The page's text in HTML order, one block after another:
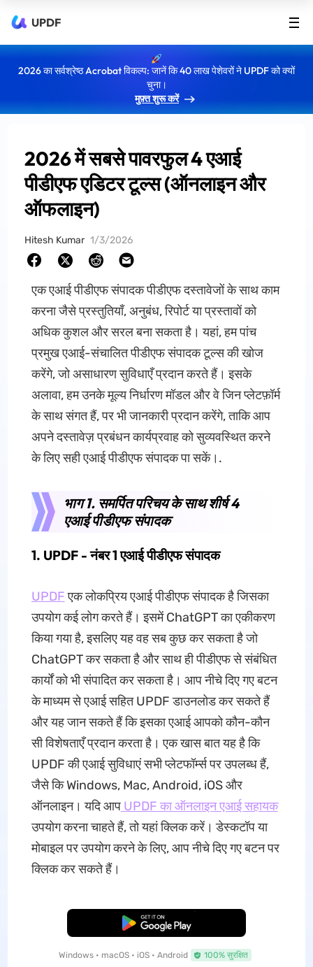
UPDF
2026 का सर्वश्रेष्ठ Acrobat विकल्प: जानें कि 40 लाख पेशेवरों ने UPDF को क्यों
चुना।
मुफ़्त शुरू करें
2026 में सबसे पावरफुल 4 एआई
पीडीएफ एडिटर टूल्स (ऑनलाइन और
ऑफलाइन)
Hitesh Kumar 1/3/2026
एक एआई पीडीएफ संपादक पीडीएफ दस्तावेजों के साथ काम
करना जैसे प्रस्तुतियाँ, अनुबंध, रिपोर्ट या प्रस्तावों को
अधिक कुशल और सरल बना सकता है। यहां, हम पांच
प्रमुख एआई-संचालित पीडीएफ संपादक टूल्स की खोज
करेंगे, जो असाधारण सुविधाएँ प्रदान करते हैं। इसके
अलावा, हम उनके मूल्य निर्धारण मॉडल और वे जिन प्लेटफ़ॉर्म
के साथ संगत हैं, पर भी जानकारी प्रदान करेंगे, ताकि आप
अपने दस्तावेज़ प्रबंधन कार्यप्रवाह को सुव्यवस्थित करने
के लिए सही एआई पीडीएफ संपादक पा सकें।.
भाग 1. समर्पित परिचय के साथ शीर्ष 4
एआई पीडीएफ संपादक
1. UPDF - नंबर 1 एआई पीडीएफ संपादक
UPDFएक लोकप्रिय एआई पीडीएफ संपादक है जिसका
उपयोग कई लोग करते हैं। इसमें ChatGPT का एकीकरण
किया गया है, इसलिए यह वह सब कुछ कर सकता है जो
ChatGPT कर सकता है और साथ ही पीडीएफ से संबंधित
कार्यों को भी संपादित कर सकता है। आप नीचे दिए गए बटन
के माध्यम से एआई सहित UPDF डाउनलोड कर सकते हैं
और यह जान सकते हैं कि इसका एआई आपको कौन-कौन
सी विशेषताएँ प्रदान करता है। एक खास बात यह है कि
UPDF की एआई सुविधाएं सभी प्लेटफॉर्म्स पर उपलब्ध हैं,
जैसे कि Windows, Mac, Android, iOS और
ऑनलाइन। यदि आपUPDF का ऑनलाइन एआई सहायक
उपयोग करना चाहते हैं, तो यहां क्लिक करें। डेस्कटॉप या
मोबाइल पर उपयोग करने के लिए, आप नीचे दिए गए बटन पर
क्लिक कर सकते हैं।
मुफ्त डाउनलोड
Windows • macOS • iOS • Android 100% सुरक्षित